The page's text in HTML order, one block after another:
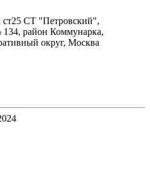
ст25 СТ "Петровский",
район Коммунарка,
округ, Москва